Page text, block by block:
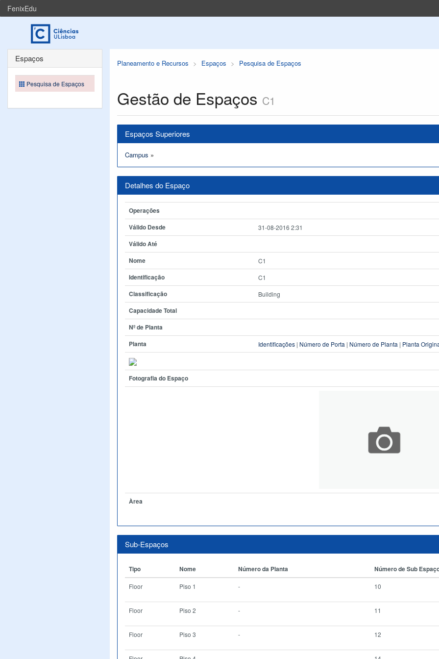
FenixEdu
Planeamento e Recursos Espaços Pesquisa de Espaços
Gestão de Espaços C1
Espaços Superiores
Campus »
Detalhes do Espaço
Operações
Válido Desde
31-08-2016 2:31
Válido Até
Nome
C1
Identificação C1
Classificação Building
Capacidade Total
Nº de Planta
Planta
Identificações | Número de Porta | Número de Planta | Planta
Fotografia do Espaço
Àrea
Sub-Espaços
Tipo Nome Número da Planta Número de Sub
Floor Piso 1 - 10
Floor Piso 2 - 11
Floor Piso 3 - 12
Espaços
Pesquisa de Espaços